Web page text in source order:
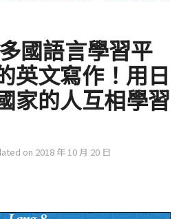
國語言學習平
英文寫作！用日
家的人互相學習
on 2018 年 10 月 20 日